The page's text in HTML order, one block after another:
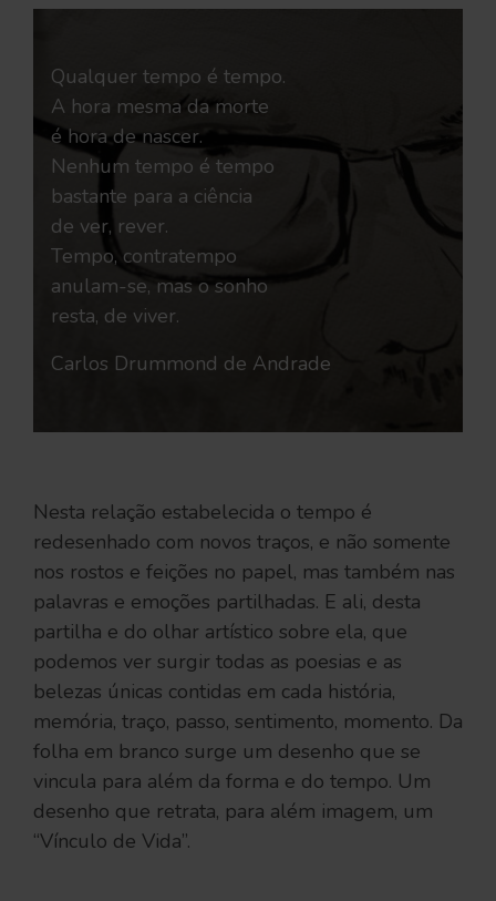
Qualquer tempo é tempo.
A hora mesma da morte
é hora de nascer.
Nenhum tempo é tempo
bastante para a ciência
de ver, rever.
Tempo, contratempo
anulam-se, mas o sonho
resta, de viver.
Carlos Drummond de Andrade
Nesta relação estabelecida o tempo é
redesenhado com novos traços, e não somente
nos rostos e feições no papel, mas também nas
palavras e emoções partilhadas. E ali, desta
partilha e do olhar artístico sobre ela, que
podemos ver surgir todas as poesias e as
belezas únicas contidas em cada história,
memória, traço, passo, sentimento, momento. Da
folha em branco surge um desenho que se
vincula para além da forma e do tempo. Um
desenho que retrata, para além imagem, um
“Vínculo de Vida”.